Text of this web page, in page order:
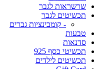
שרשראות לגבר
תכשיטים לגבר
- קומבינציות גברים
טבעות
סדנאות
תכשיטי כסף 925
תכשיטים לילדים